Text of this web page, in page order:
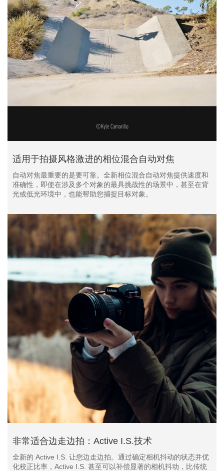
适用于拍摄风格激进的相位混合自动对焦
自动对焦最重要的是要可靠。全新相位混合自动对焦提供速度和
准确性，即使在涉及多个对象的最具挑战性的场景中，甚至在背
光或低光环境中，也能帮助您捕捉目标对象。
非常适合边走边拍：Active I.S.技术
全新的 Active I.S. 让您边走边拍。通过确定相机抖动的状态并优
化校正比率，Active I.S. 甚至可以补偿显著的相机抖动，比传统